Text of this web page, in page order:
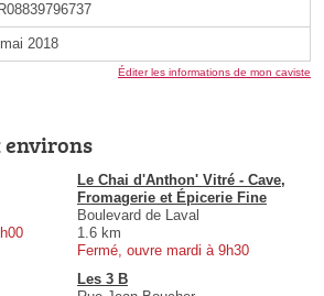
2018
Éditer les informations de mon caviste
environs
Le Chai d'Anthon' Vitré - Cave,
Fromagerie et Épicerie Fine
Boulevard de Laval
1.6 km
Fermé, ouvre mardi à 9h30
Les 3 B